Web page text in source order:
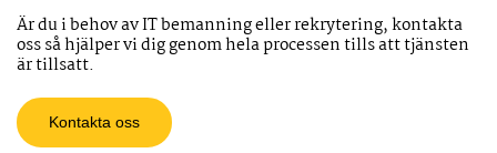
Är du i behov av IT bemanning eller rekrytering, kontakta
oss så hjälper vi dig genom hela processen tills att tjänsten
är tillsatt.
Kontakta oss